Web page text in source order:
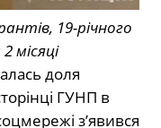
19-річного
місяці
доля
ГУНП в
з’явився